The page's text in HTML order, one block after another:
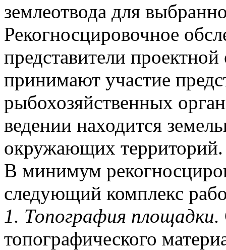
землеотвода для
Рекогносцировочное
представители
принимают участие
рыбохозяйственных
ведении находится
окружающих территорий.
В минимум
следующий комплекс
1. Топография площадки.
топографического